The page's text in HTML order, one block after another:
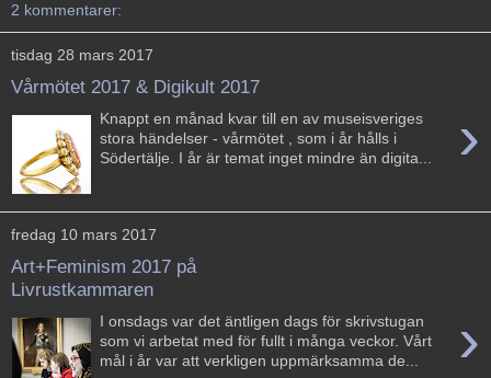
2 kommentarer:
tisdag 28 mars 2017
Vårmötet 2017 & Digikult 2017
›
Knappt en månad kvar till en av museisveriges
stora händelser - vårmötet , som i år hålls i
Södertälje. I år är temat inget mindre än digita...
fredag 10 mars 2017
Art+Feminism 2017 på
Livrustkammaren
›
I onsdags var det äntligen dags för skrivstugan
som vi arbetat med för fullt i många veckor. Vårt
mål i år var att verkligen uppmärksamma de...